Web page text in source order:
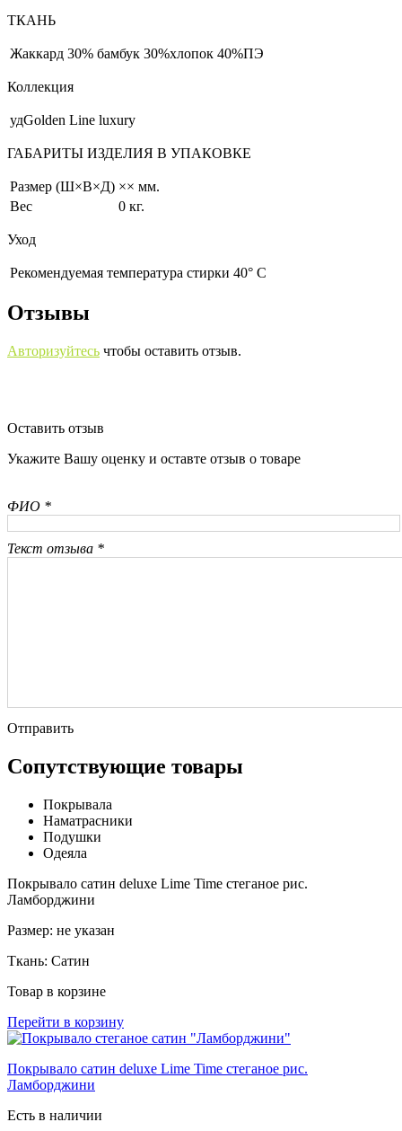
ТКАНЬ
Жаккард 30% бамбук 30%хлопок 40%ПЭ
Коллекция
удGolden Line luxury
ГАБАРИТЫ ИЗДЕЛИЯ В УПАКОВКЕ
Размер (Ш×В×Д) ×× мм.
Вес
0 кг.
Уход
Рекомендуемая температура стирки 40° С
Отзывы
Авторизуйтесь чтобы оставить отзыв.
Оставить отзыв
Укажите Вашу оценку и оставте отзыв о товаре
ФИО *
Текст отзыва *
Отправить
Сопутствующие товары
Покрывала
Наматрасники
Подушки
Одеяла
Покрывало сатин deluxe Lime Time стеганое рис.
Ламборджини
Размер: не указан
Ткань: Сатин
Товар в корзине
Перейти в корзину
Покрывало сатин deluxe Lime Time стеганое рис.
Ламборджини
Есть в наличии